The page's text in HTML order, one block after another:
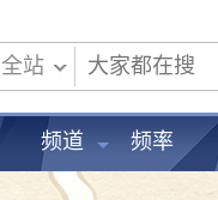
全站
频道 频率